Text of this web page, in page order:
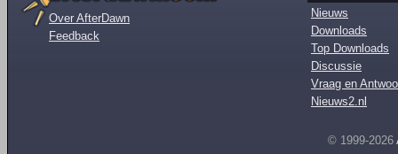
Over AfterDawn
Feedback
Nieuws
Downloads
Top Downloads
Discussie
Vraag en
Nieuws2.nl
© 1999-2026